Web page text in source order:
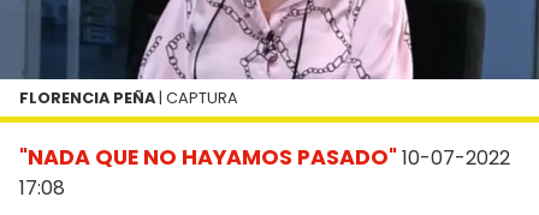
"NADA QUE NO HAYAMOS PASADO"10-07-2022
17:08
FLORENCIA PEÑA | CAPTURA